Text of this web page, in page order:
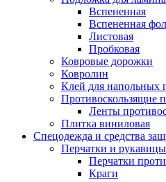
Вспененная
Вспененная
Листовая
Пробковая
Ковровые дорожки
Ковролин
Клей для напольных
Противоскользящие
Ленты
Плитка виниловая
Спецодежда и средства
Перчатки и рукавицы
Перчатки
Краги